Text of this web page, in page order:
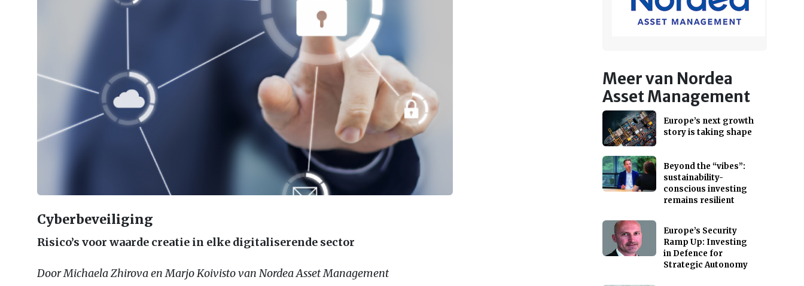
Cyberbeveiliging
Risico’s voor waarde creatie in elke digitaliserende sector
Door Michaela Zhirova en Marjo Koivisto van Nordea Asset Management
Meer van Nordea
Asset Management
Europe’s next growth
story is taking shape
Beyond the “vibes”:
sustainability-
conscious investing
remains resilient
Europe’s Security
Ramp Up: Investing
in Defence for
Strategic Autonomy